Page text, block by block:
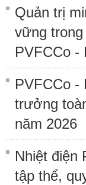
Quản trị
vững
PVFCCo -
PVFCCo -
trưởng
năm 2026
Nhiệt điện
tập thể,